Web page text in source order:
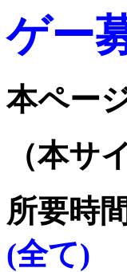
ゲー
本ペー
（本サ
所要時
(全て)